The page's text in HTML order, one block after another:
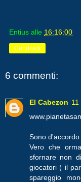
Entius alle 16:16:00
Condividi
6 commenti:
El Cabezon
Sono
Vero che
sfornare non
giocatori ( il
spareggio